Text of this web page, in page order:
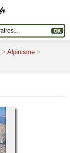
> Alpinisme >